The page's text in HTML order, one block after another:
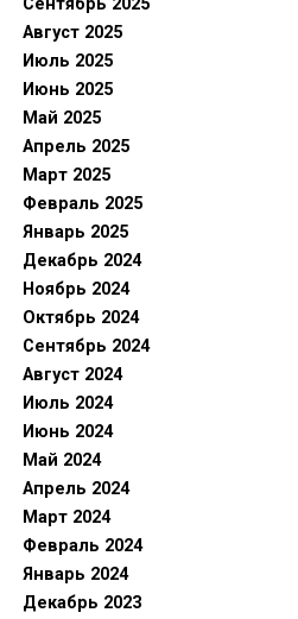
Сентябрь 2025
Август 2025
Июль 2025
Июнь 2025
Май 2025
Апрель 2025
Март 2025
Февраль 2025
Январь 2025
Декабрь 2024
Ноябрь 2024
Октябрь 2024
Сентябрь 2024
Август 2024
Июль 2024
Июнь 2024
Май 2024
Апрель 2024
Март 2024
Февраль 2024
Январь 2024
Декабрь 2023